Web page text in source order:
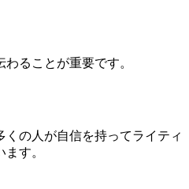
ることが重要です。
くの人が自信を持ってライティ
す。